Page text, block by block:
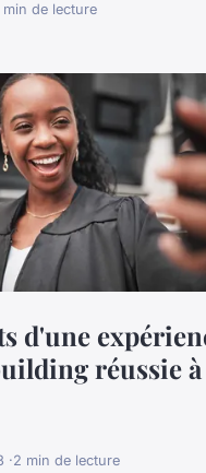
min de lecture
d'une
réussie à
2 min de lecture